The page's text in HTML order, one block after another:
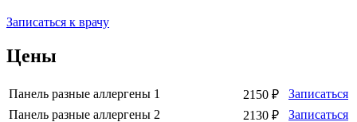
Записаться к врачу
Цены
Панель разные аллергены 1 2150 ₽
Записаться
Панель разные аллергены 2
2130 ₽
Записаться